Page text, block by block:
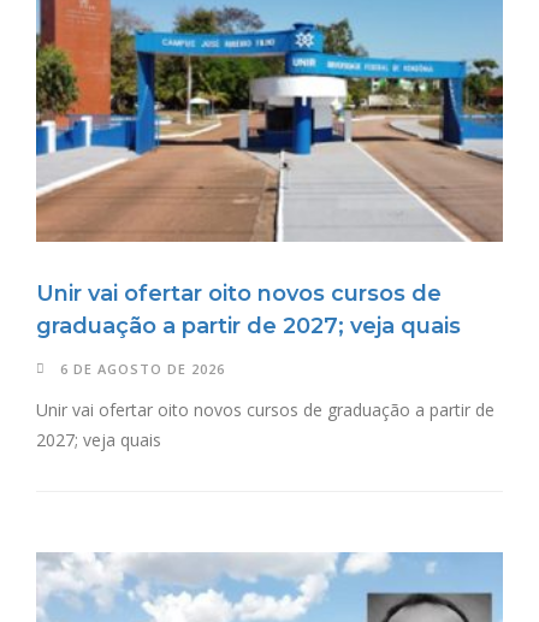
Unir vai ofertar oito novos cursos de
graduação a partir de 2027; veja quais
6 DE AGOSTO DE 2026
Unir vai ofertar oito novos cursos de graduação a partir de
2027; veja quais